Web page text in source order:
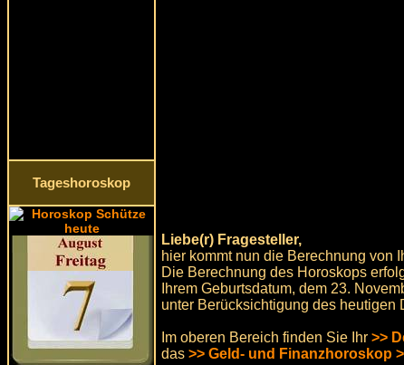
Tageshoroskop
Liebe(r) Fragesteller,
hier kommt nun die Berechnung von
Die Berechnung des Horoskops
Ihrem Geburtsdatum, dem 23.
unter Berücksichtigung des heutigen
Im oberen Bereich finden Sie Ihr>>
das>> Geld- und Finanzhoroskop